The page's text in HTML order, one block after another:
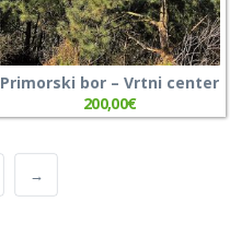
Primorski bor – Vrtni center
200,00€
→